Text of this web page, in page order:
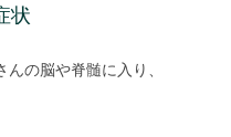
状
の脳や脊髄に入り、